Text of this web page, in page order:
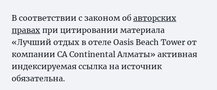
В соответствии с законом об авторских
правах при цитировании материала
«Лучший отдых в отеле Oasis Beach Tower от
компании CA Continental Алматы» активная
индексируемая ссылка на источник
обязательна.